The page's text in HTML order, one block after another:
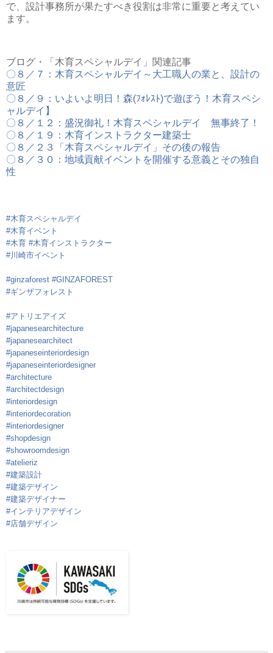
で、設計事務所が果たすべき役割は非常に重要と考えてい
ます。
ブログ・「木育スペシャルデイ」関連記事
〇８／７：木育スペシャルデイ～大工職人の業と、設計の
意匠
〇８／９：いよいよ明日！森(ﾌｫﾚｽﾄ)で遊ぼう！木育スペシ
ャルデイ】
〇８／１２：盛況御礼！木育スペシャルデイ 無事終了！
〇８／１９：木育インストラクター建築士
〇８／２３「木育スペシャルデイ」その後の報告
〇８／３０：地域貢献イベントを開催する意義とその独自
性
#木育スペシャルデイ
#木育イベント
#木育 #木育インストラクター
#川崎市イベント
#ginzaforest #GINZAFOREST
#ギンザフォレスト
#アトリエアイズ
#japanesearchitecture
#japanesearchitect
#japaneseinteriordesign
#japaneseinteriordesigner
#architecture
#architectdesign
#interiordesign
#interiordecoration
#interiordesigner
#shopdesign
#showroomdesign
#atelieriz
#建築設計
#建築デザイン
#建築デザイナー
#インテリアデザイン
#店舗デザイン